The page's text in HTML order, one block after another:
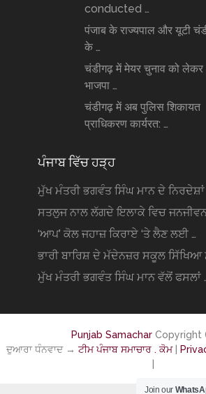
conducted …
पंजाब के राज्यपाल और यूटी
के …
चंडीगढ़ में मेयर चुनाव को लेकर
भाजपा …
चंडीगढ़ में अब पुलिस शिकायत
प्राधिकरण कार्यरत: …
ਪੰਜਾਬ ਵਿੱਚ ਹੜ੍ਹ
ਮੁੱਖ ਮੰਤਰੀ ਭਗਵੰਤ ਸਿੰਘ ਮਾਨ ਦੇ ਨਿਰਦੇਸ਼ਾਂ
ਸਤਲੁਜ ਨਾਲ ਲੱਗਦੇ ਇਲਾਕੇ ਵਿਚ
‘ਆਪ’ ਕੋਲ ਜਹਾਜ਼ ਕਿਰਾਏ ‘ਤੇ ਲੈਣ ਲਈ …
ਭਾਰੀ ਬਾਰਿਸ਼ ਦੇ ਮੱਦੇਨਜ਼ਰ ਸਕੂਲ ਸਿੱਖਿਆ
ਮੁੱਖ ਮੰਤਰੀ ਭਗਵੰਤ ਸਿੰਘ ਮਾਨ ਵੱਲੋਂ ਫਸਲਾਂ
Punjab SamacharCopyright
ਦੁਆਰਾ ਧੰਨਵਾਦ → ਟੀਮ ਪੰਜਾਬ ਸਮਾਚਾਰ . ਕੋਮ|
Join our